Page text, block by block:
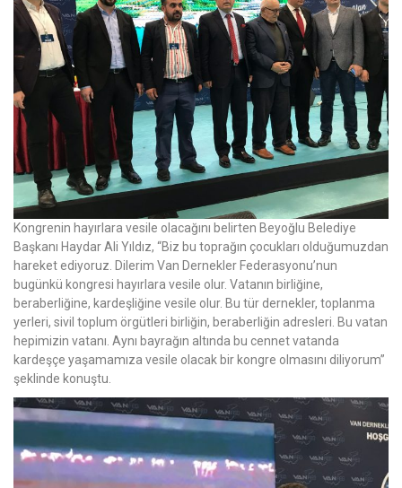
Kongrenin hayırlara vesile olacağını belirten Beyoğlu Belediye
Başkanı Haydar Ali Yıldız, “Biz bu toprağın çocukları olduğumuzdan
hareket ediyoruz. Dilerim Van Dernekler Federasyonu’nun
bugünkü kongresi hayırlara vesile olur. Vatanın birliğine,
beraberliğine, kardeşliğine vesile olur. Bu tür dernekler, toplanma
yerleri, sivil toplum örgütleri birliğin, beraberliğin adresleri. Bu vatan
hepimizin vatanı. Aynı bayrağın altında bu cennet vatanda
kardeşçe yaşamamıza vesile olacak bir kongre olmasını diliyorum”
şeklinde konuştu.